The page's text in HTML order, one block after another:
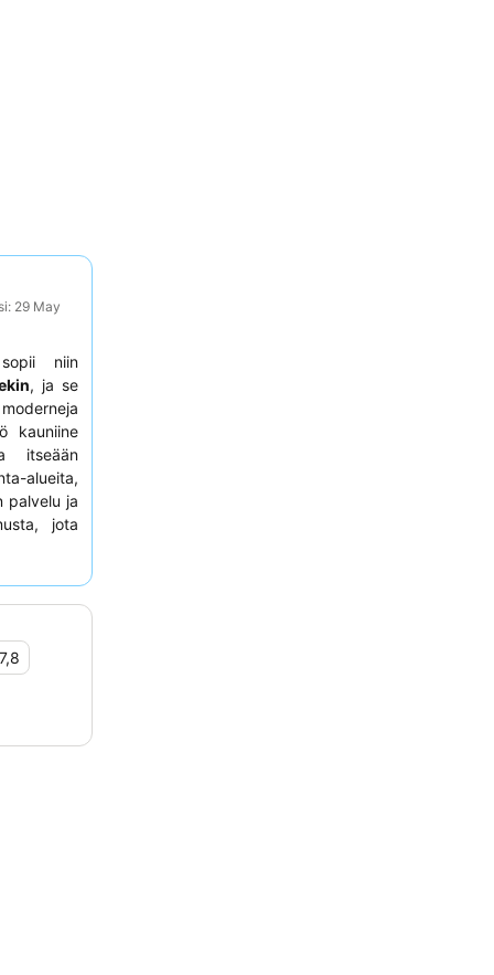
29 May
niin
, ja se
kauniine
itseään
alueita,
palvelu ja
jota
7,8